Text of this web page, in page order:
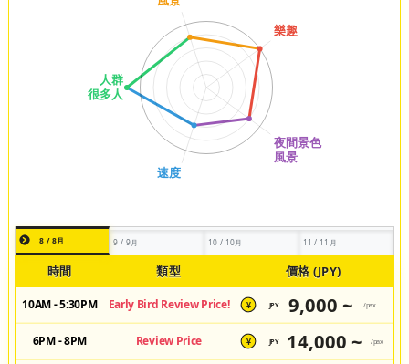
8 / 8月 9 / 9月 10 / 10月 11 / 11月
時間 類型 價格 (JPY)
10AM - 5:30PM Early Bird Review Price! ¥ JPY 9,000 ~ /pax
6PM - 8PM Review Price ¥ JPY 14,000 ~ /pax